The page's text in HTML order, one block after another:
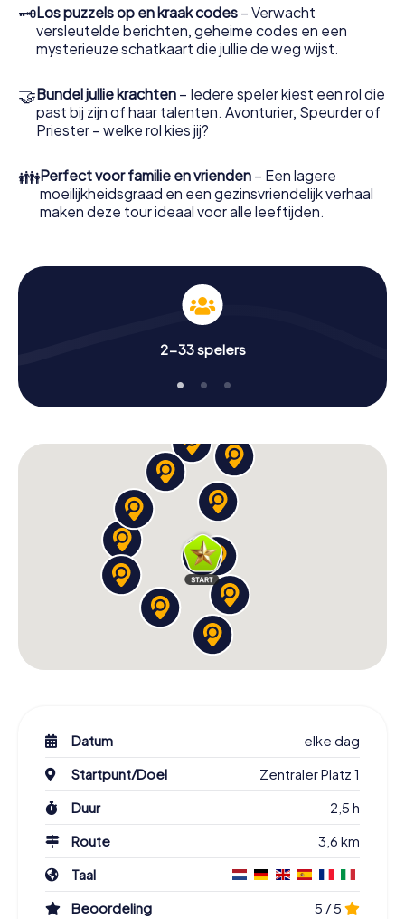
🗝Los puzzels op en kraak codes – Verwacht
versleutelde berichten, geheime codes en een
mysterieuze schatkaart die jullie de weg wijst.
🤝Bundel jullie krachten – Iedere speler kiest een rol die
past bij zijn of haar talenten. Avonturier, Speurder of
Priester – welke rol kies jij?
👪Perfect voor familie en vrienden – Een lagere
moeilijkheidsgraad en een gezinsvriendelijk verhaal
maken deze tour ideaal voor alle leeftijden.
2-33 spelers
Datum
elke dag
Startpunt/Doel
Zentraler Platz 1
Duur
2,5 h
Route
3,6 km
Taal
Beoordeling
5 / 5